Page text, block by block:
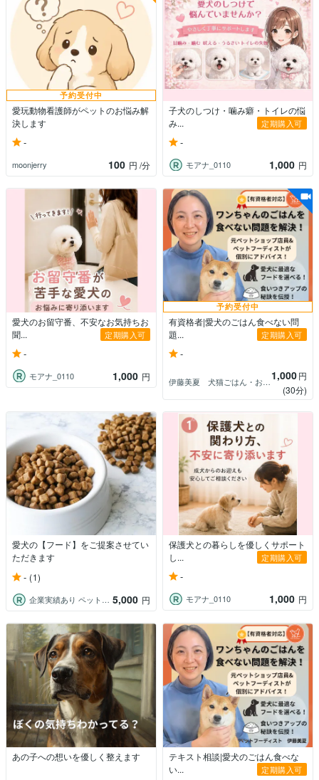
予約受付中
愛玩動物看護師がペットのお悩み解
決します
-
moonjerry 100 円 /分
子犬のしつけ・噛み癖・トイレの悩
み...
定期購入可
-
モアナ_0110 1,000 円
愛犬のお留守番、不安なお気持ちお
聞...
定期購入可
-
モアナ_0110 1,000 円
予約受付中
有資格者|愛犬のごはん食べない問
題...
定期購入可
-
伊藤美夏 犬猫ごはん・お悩み相談 1,000円
(30分)
愛犬の【フード】をご提案させてい
ただきます
- (1)
企業実績あり ペット栄養管理士 5,000 円
保護犬との暮らしを優しくサポート
し...
定期購入可
-
モアナ_0110 1,000 円
あの子への想いを優しく整えます
テキスト相談|愛犬のごはん食べな
い...
定期購入可